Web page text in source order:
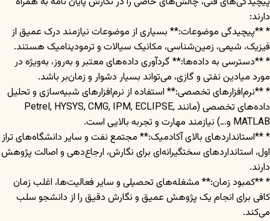
دارند:
* **پیچیدگی موضوعات:** بسیاری از موضوعات نیازمند درک عمیق از
فیزیک، شیمی، زمین‌شناسی، مکانیک سیالات و ترمودینامیک هستند.
* **دسترسی به داده‌ها:** گردآوری داده‌های معتبر و به‌روز، به‌ویژه در
مورد میادین نفتی و گازی، می‌تواند بسیار دشوار و زمان‌بر باشد.
* **نرم‌افزارهای تخصصی:** استفاده از نرم‌افزارهای شبیه‌سازی و تحلیل
داده‌های تخصصی (مانند Petrel, HYSYS, CMG, IPM, ECLIPSE,
MATLAB و…) نیازمند مهارت و تجربه بالایی است.
* **استانداردهای بالای آکادمیک:** مجتمع نفت و سایر دانشگاه‌های تراز
اول، استانداردهای سختگیرانه‌ای برای نگارش، ارجاع‌دهی و اصالت پژوهش
دارند.
* **کمبود زمان:** مشغله‌های تحصیلی و سایر فعالیت‌ها، اغلب زمان
کافی برای انجام یک پژوهش عمیق و نگارش دقیق را از دانشجو سلب
می‌کند.